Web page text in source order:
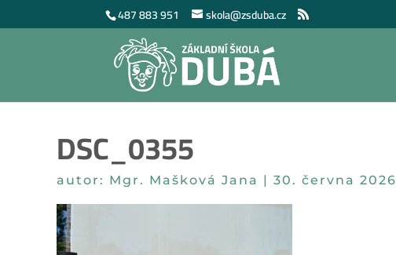
487 883 951 skola@zsduba.cz
DSC_0355
autor: Mgr. Mašková Jana | 30. června 2026